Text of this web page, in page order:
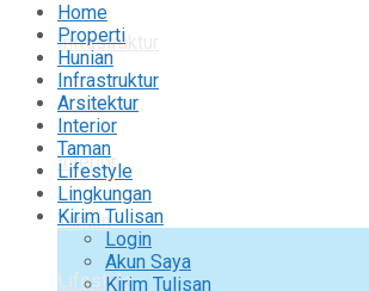
Infrastruktur
Arsitektur
Interior
Taman
Lifestyle
Home
Properti
Hunian
Infrastruktur
Arsitektur
Interior
Taman
Lifestyle
Lingkungan
Kirim Tulisan
Login
Akun Saya
Kirim Tulisan